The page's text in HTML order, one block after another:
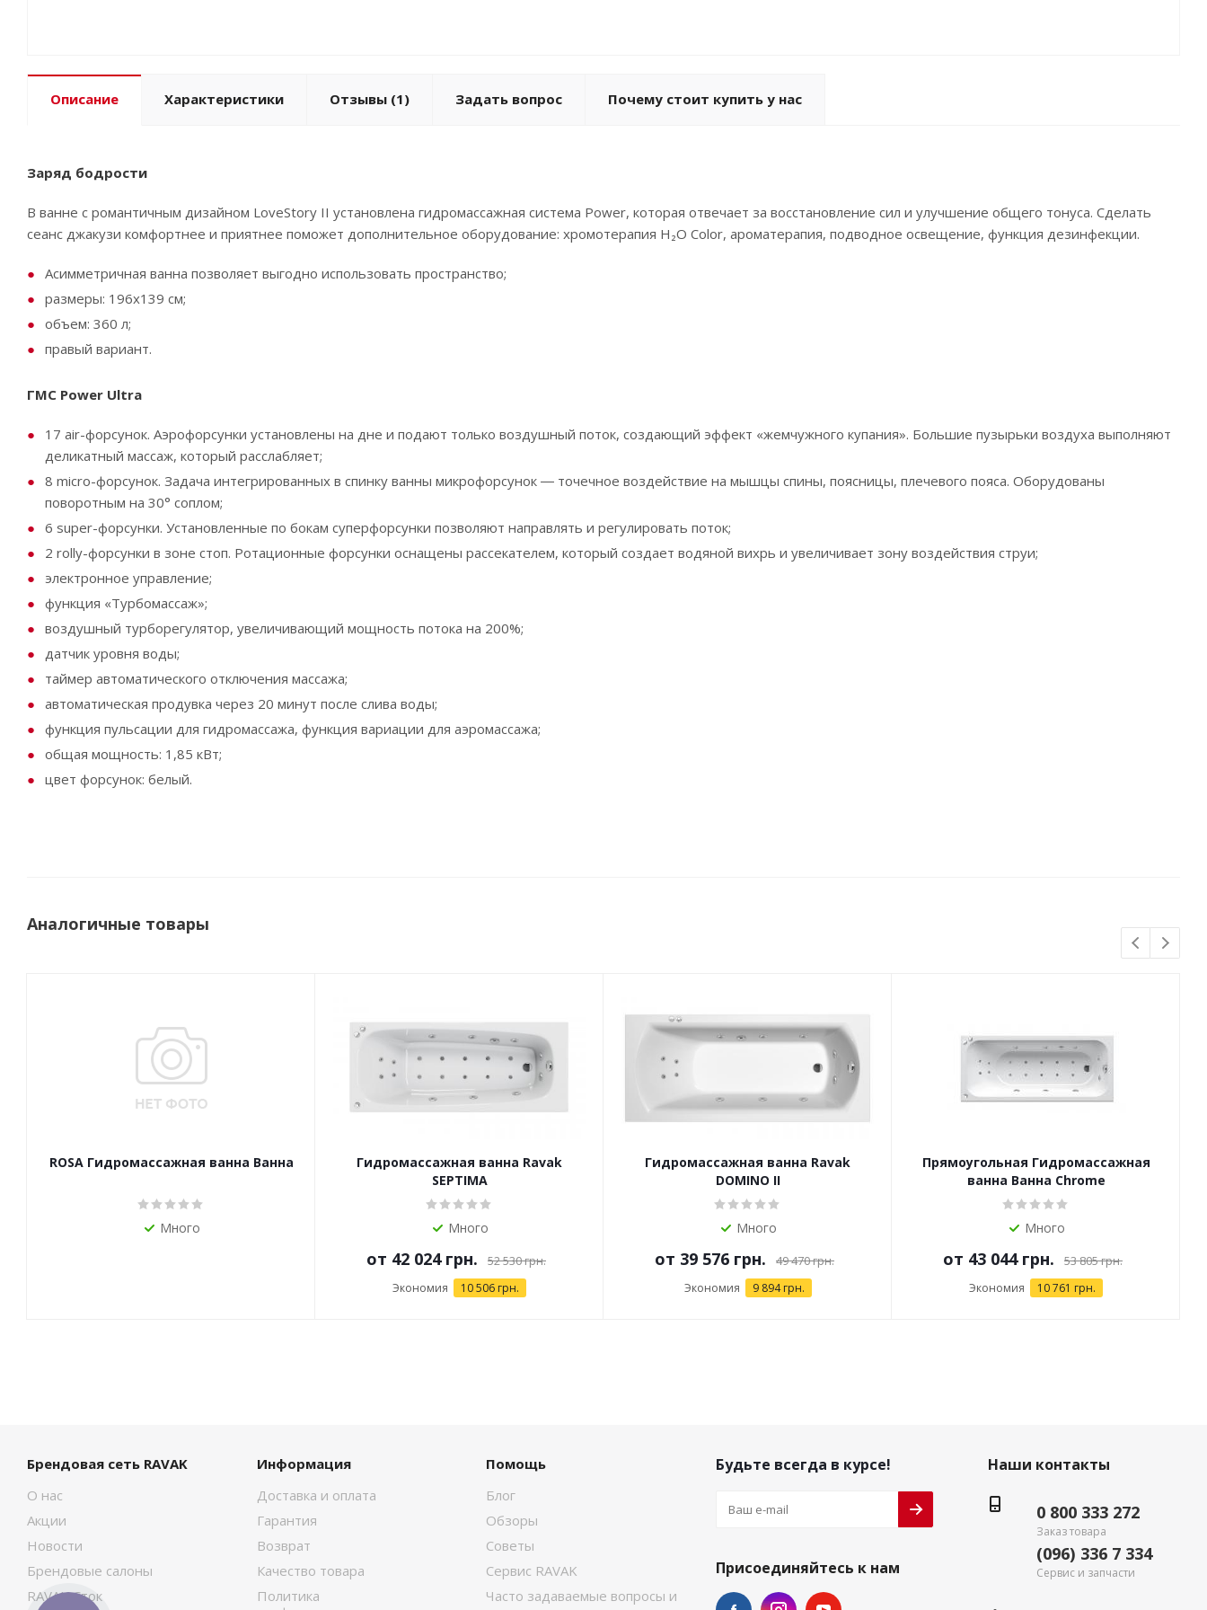
Описание Характеристики Отзывы (1) Задать вопрос Почему стоит купить у нас
Заряд бодрости
В ванне с романтичным дизайном LoveStory II установлена гидромассажная система Power, которая отвечает за восстановление сил и улучшение общего тонуса. Сделать
сеанс джакузи комфортнее и приятнее поможет дополнительное оборудование: хромотерапия ‌H₂O‌ ‌Color,‌ ‌ароматерапия,‌ ‌подводное ‌освещение, функция ‌дезинфекции.
Асимметричная ванна позволяет выгодно использовать пространство;
размеры: 196х139 см;
объем: 360 л;
правый вариант.
ГМС Power Ultra
17 air-форсунок. Аэрофорсунки установлены на дне и подают только воздушный поток, создающий эффект «жемчужного купания». Большие пузырьки воздуха выполняют
деликатный массаж, который расслабляет;
8 micro-форсунок. Задача интегрированных в спинку ванны микрофорсунок ― точечное воздействие на мышцы спины, поясницы, плечевого пояса. Оборудованы
поворотным на 30° соплом;
6 super-форсунки. Установленные по бокам суперфорсунки позволяют направлять и регулировать поток;
2 rolly-форсунки в зоне стоп. Ротационные форсунки оснащены рассекателем, который создает водяной вихрь и увеличивает зону воздействия струи;
электронное управление;
функция «Турбомассаж»;
воздушный турборегулятор, увеличивающий мощность потока на 200%;
датчик уровня воды;
таймер автоматического отключения массажа;
автоматическая продувка через 20 минут после слива воды;
функция пульсации для гидромассажа, функция вариации для аэромассажа;
общая мощность: 1,85 кВт;
цвет форсунок: белый.
Аналогичные товары
ROSA Гидромассажная ванна Ванна
Много
Гидромассажная ванна Ravak
SEPTIMA
Много
от 42 024 грн. 52 530 грн.
Экономия 10 506 грн.
Гидромассажная ванна Ravak
DOMINO II
Много
от 39 576 грн. 49 470 грн.
Экономия 9 894 грн.
Прямоугольная Гидромассажная
ванна Ванна Chrome
Много
от 43 044 грн. 53 805 грн.
Экономия 10 761 грн.
Брендовая сеть RAVAK
О нас
Акции
Новости
Брендовые салоны
RAVAK Сток
Информация
Доставка и оплата
Гарантия
Возврат
Качество товара
Политика
Помощь
Блог
Обзоры
Советы
Сервис RAVAK
Часто задаваемые вопросы и
Будьте всегда в курсе!
Присоединяйтесь к нам
Наши контакты
0 800 333 272
Заказ товара
(096) 336 7 334
Сервис и запчасти